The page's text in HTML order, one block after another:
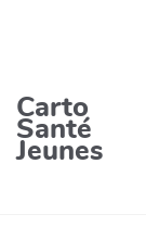
Carto
Santé
Jeunes